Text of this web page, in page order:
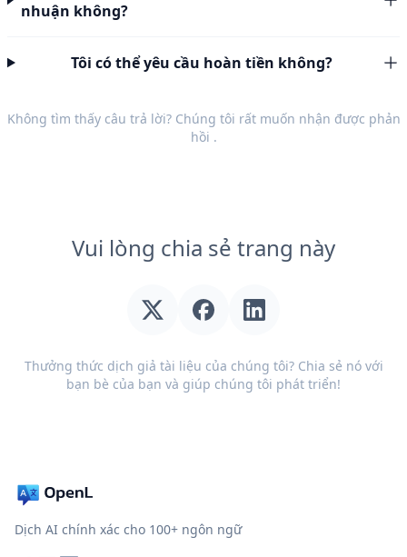
nhuận không?
Tôi có thể yêu cầu hoàn tiền không?
Không tìm thấy câu trả lời? Chúng tôi rất muốn nhận được phản
hồi .
Vui lòng chia sẻ trang này
Thưởng thức dịch giả tài liệu của chúng tôi? Chia sẻ nó với
bạn bè của bạn và giúp chúng tôi phát triển!
Dịch AI chính xác cho 100+ ngôn ngữ